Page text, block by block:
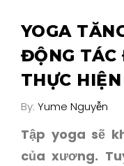
YOGA
ĐỘNG TÁC
THỰC HIỆN
By: Yume Nguyễn
Tập yoga sẽ
của xương.